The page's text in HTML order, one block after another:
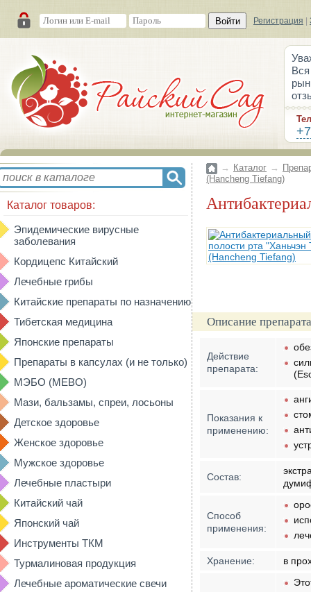
Войти Регистрация
Каталог товаров:
Эпидемические вирусные
заболевания
Кордицепс Китайский
Лечебные грибы
Китайские препараты по назначению
Тибетская медицина
Японские препараты
Препараты в капсулах (и не только)
МЭБО (MEBO)
Мази, бальзамы, спреи, лосьоны
Детское здоровье
Женское здоровье
Мужское здоровье
Лечебные пластыри
Китайский чай
Японский чай
Инструменты ТКМ
Турмалиновая продукция
Лечебные ароматические свечи
→ Каталог →
(Hancheng Tiefang)
Описание
Действие
препарата:
Показания к
применению:
Состав:
Способ
применения:
Хранение: в